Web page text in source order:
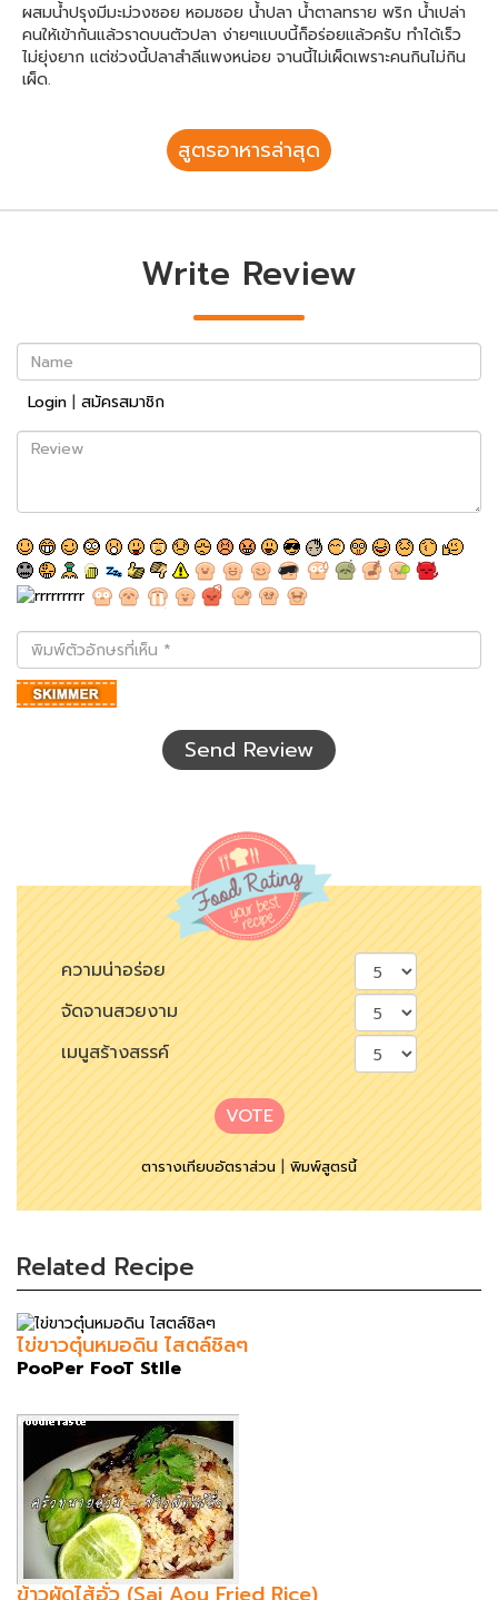
ผสมน้ำปรุงมีมะม่วงซอย หอมซอย น้ำปลา น้ำตาลทราย พริก น้ำเปล่า
คนให้เข้ากันแล้วราดบนตัวปลา ง่ายๆแบบนี้ก็อร่อยแล้วครับ ทำได้เร็ว
ไม่ยุ่งยาก แต่ช่วงนี้ปลาสำลีแพงหน่อย จานนี้ไม่เผ็ดเพราะคนกินไม่กิน
เผ็ด.
สูตรอาหารล่าสุด
Write Review
Name
Login | สมัครสมาชิก
Review
พิมพ์
ตัว
อักษร
ที่
Send Review
ความน่าอร่อย
จัดจานสวยงาม
เมนูสร้างสรรค์
VOTE
ตารางเทียบอัตราส่วน|พิมพ์สูตรนี้
Related Recipe
ไข่ขาวตุ๋นหมอดิน ไสตล์ชิลๆ
PooPer FooT StIle